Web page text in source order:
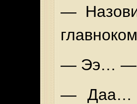
—
— Ээ… —
— Даа…